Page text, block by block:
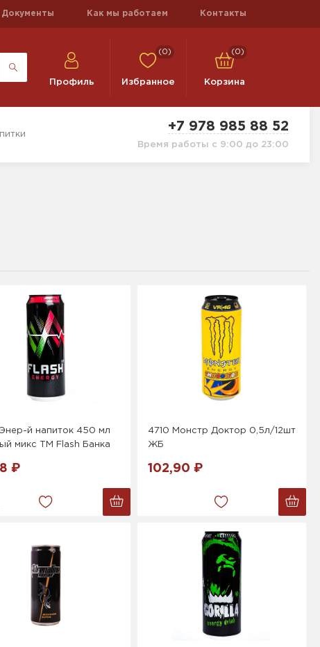
Документы Как мы работаем Контакты
Профиль
(0)
Избранное
(0)
Корзина
+7 978 985 88 52
Время работы с 9:00 до 23:00
й напиток 450 мл
микс ТМ Flash Банка
₽
4710 Монстр Доктор 0,5л/12шт
ЖБ
102,90 ₽